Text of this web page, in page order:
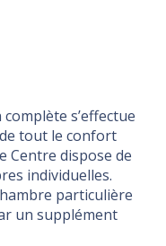
s’effectue
tout le confort
Centre dispose de
individuelles.
particulière
un supplément